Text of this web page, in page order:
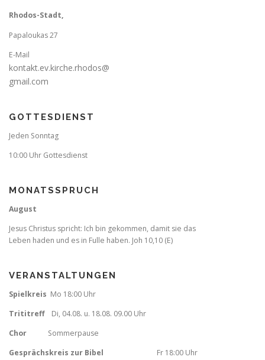
Rhodos-Stadt,
Papaloukas 27
E-Mail
kontakt.ev.kirche.rhodos@
gmail.com
GOTTESDIENST
Jeden Sonntag
10:00 Uhr Gottesdienst
MONATSSPRUCH
August
Jesus Christus spricht: Ich bin gekommen, damit sie das
Leben haden und es in Fulle haben. Joh 10,10 (E)
VERANSTALTUNGEN
Spielkreis Mo 18:00 Uhr
TrititreffDi, 04.08. u. 18.08. 09.00 Uhr
Chor Sommerpause
Gesprächskreis zur Bibel Fr 18:00 Uhr